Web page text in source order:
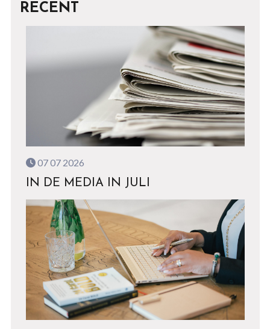
RECENT
07 07 2026
IN DE MEDIA IN JULI